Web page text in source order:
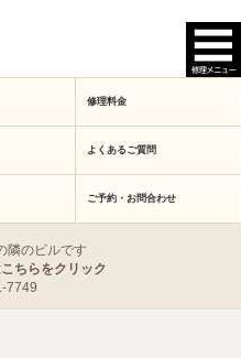
修理料金
よくあるご質問
ご予約・お問合わせ
隣のビルです
ちらをクリック
7749